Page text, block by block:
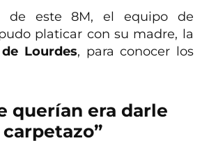
de este 8M, el equipo de
platicar con su madre, la
Lourdes, para conocer los
querían era darle
carpetazo”